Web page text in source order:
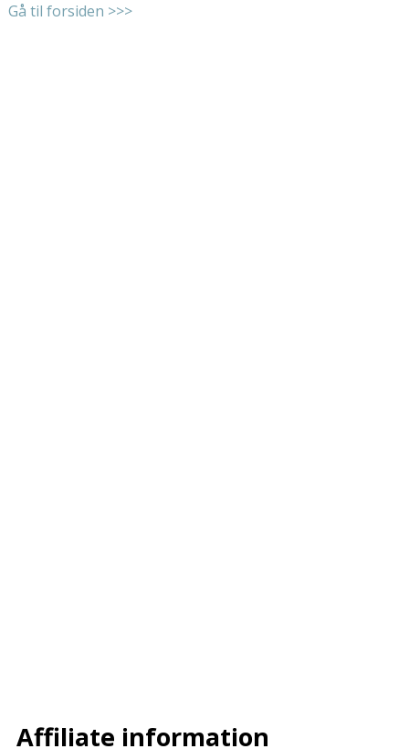
Gå til forsiden >>>
Affiliate information